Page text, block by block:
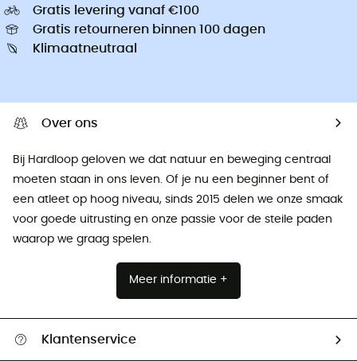
Gratis levering vanaf €100
Gratis retourneren binnen 100 dagen
Klimaatneutraal
Over ons
Bij Hardloop geloven we dat natuur en beweging centraal
moeten staan ​​in ons leven. Of je nu een beginner bent of
een atleet op hoog niveau, sinds 2015 delen we onze smaak
voor goede uitrusting en onze passie voor de steile paden
waarop we graag spelen.
Meer informatie +
Klantenservice